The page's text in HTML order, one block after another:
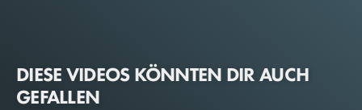
DIESE VIDEOS KÖNNTEN DIR AUCH
GEFALLEN